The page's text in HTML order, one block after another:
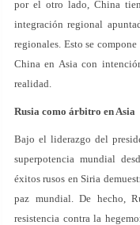
por el otro lado, China
integración regional
regionales. Esto se
China en Asia con
realidad.
Rusia como árbitro en Asia
Bajo el liderazgo del
superpotencia mundial
éxitos rusos en Siria
paz mundial. De hecho,
resistencia contra la